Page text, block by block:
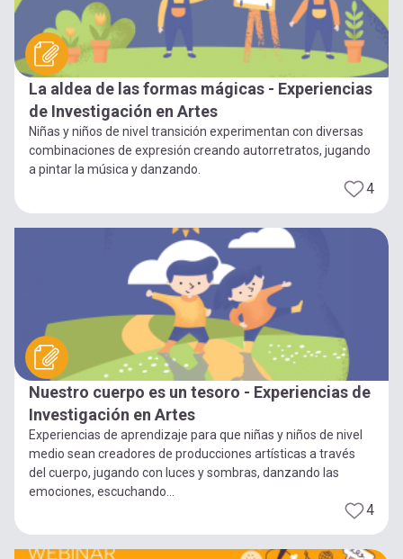
La aldea de las formas mágicas - Experiencias
de Investigación en Artes
Niñas y niños de nivel transición experimentan con diversas
combinaciones de expresión creando autorretratos, jugando
a pintar la música y danzando.
4
Nuestro cuerpo es un tesoro - Experiencias de
Investigación en Artes
Experiencias de aprendizaje para que niñas y niños de nivel
medio sean creadores de producciones artísticas a través
del cuerpo, jugando con luces y sombras, danzando las
emociones, escuchando...
4